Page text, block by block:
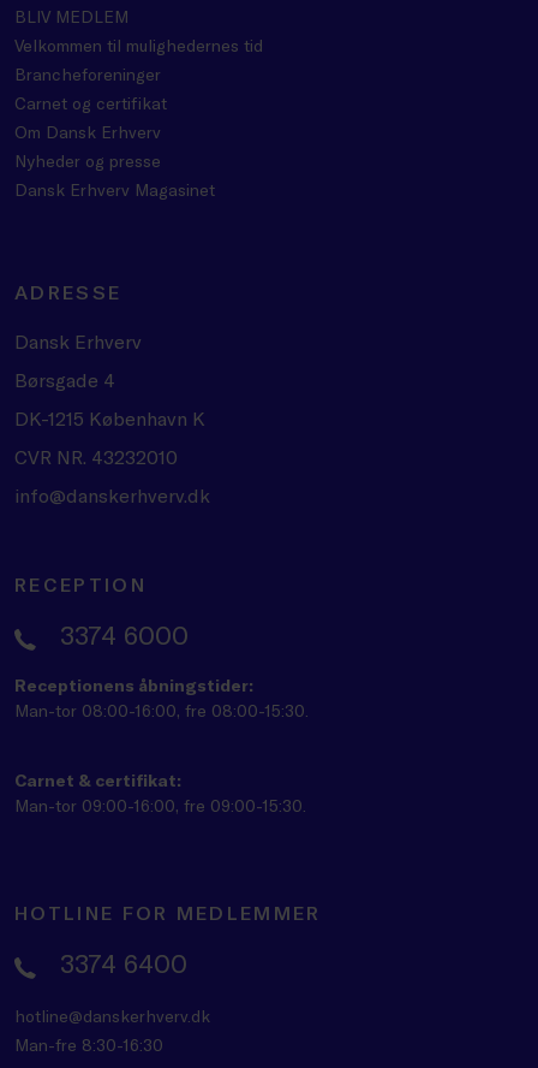
BLIV MEDLEM
Velkommen til mulighedernes tid
Brancheforeninger
Carnet og certifikat
Om Dansk Erhverv
Nyheder og presse
Dansk Erhverv Magasinet
ADRESSE
Dansk Erhverv
Børsgade 4
DK-1215 København K
CVR NR. 43232010
info@danskerhverv.dk
RECEPTION
3374 6000
Receptionens åbningstider:
Man-tor 08:00-16:00, fre 08:00-15:30.
Carnet & certifikat:
Man-tor 09:00-16:00, fre 09:00-15:30.
HOTLINE FOR MEDLEMMER
3374 6400
hotline@danskerhverv.dk
Man-fre 8:30-16:30